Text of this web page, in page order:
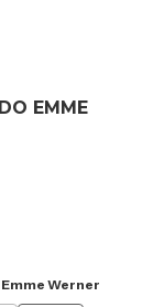
EMME
Werner